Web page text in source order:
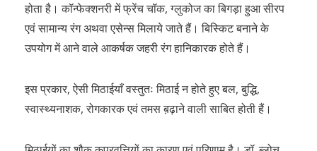
होता है। कॉन्फेक्शनरी में फ्रेंच चॉक, ग्लुकोज का बिगड़ा हुआ सीरप
एवं सामान्य रंग अथवा एसेन्स मिलाये जाते हैं। बिस्किट बनाने के
उपयोग में आने वाले आकर्षक जहरी रंग हानिकारक होते हैं।
इस प्रकार, ऐसी मिठाईयाँ वस्तुतः मिठाई न होते हुए बल, बुद्धि,
स्वास्थ्यनाशक, रोगकारक एवं तमस ब़ढ़ाने वाली साबित होती हैं।